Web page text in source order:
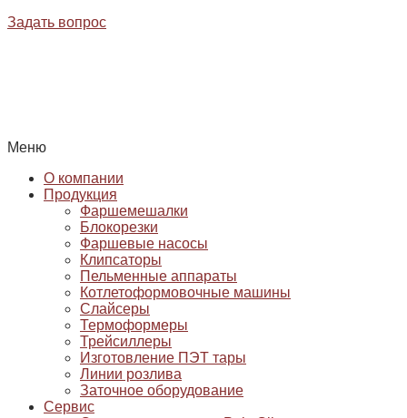
Задать вопрос
Меню
О компании
Продукция
Фаршемешалки
Блокорезки
Фаршевые насосы
Клипсаторы
Пельменные аппараты
Котлетоформовочные машины
Слайсеры
Термоформеры
Трейсиллеры
Изготовление ПЭТ тары
Линии розлива
Заточное оборудование
Сервис